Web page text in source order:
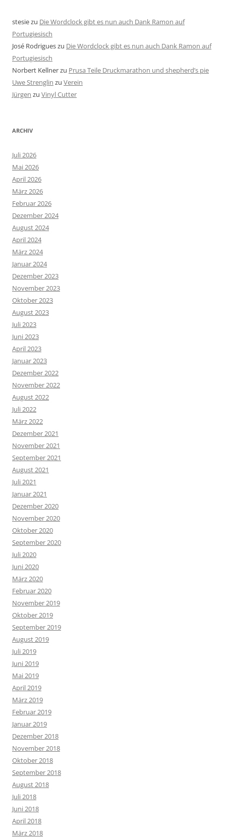
stesiezu Die Wordclock gibt es nun auch Dank Ramon auf
Portugiesisch
José Rodrigueszu Die Wordclock gibt es nun auch Dank Ramon auf
Portugiesisch
Norbert Kellnerzu Prusa Teile Druckmarathon und shepherd’s pie
Uwe Strenglin zu Verein
Jürgen zu Vinyl Cutter
ARCHIV
Juli 2026
Mai 2026
April 2026
März 2026
Februar 2026
Dezember 2024
August 2024
April 2024
März 2024
Januar 2024
Dezember 2023
November 2023
Oktober 2023
August 2023
Juli 2023
Juni 2023
April 2023
Januar 2023
Dezember 2022
November 2022
August 2022
Juli 2022
März 2022
Dezember 2021
November 2021
September 2021
August 2021
Juli 2021
Januar 2021
Dezember 2020
November 2020
Oktober 2020
September 2020
Juli 2020
Juni 2020
März 2020
Februar 2020
November 2019
Oktober 2019
September 2019
August 2019
Juli 2019
Juni 2019
Mai 2019
April 2019
März 2019
Februar 2019
Januar 2019
Dezember 2018
November 2018
Oktober 2018
September 2018
August 2018
Juli 2018
Juni 2018
April 2018
März 2018